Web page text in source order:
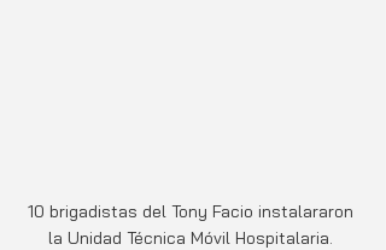
10 brigadistas del Tony Facio instalararon
la Unidad Técnica Móvil Hospitalaria.